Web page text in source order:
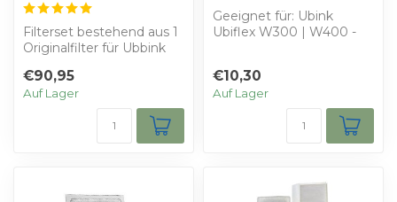
Filterset bestehend aus 1
Originalfilter für Ubbink
W400. K...
€90,95
Auf Lager
Geeignet für: Ubink
Ubiflex W300 | W400 -
€10,30
Auf Lager